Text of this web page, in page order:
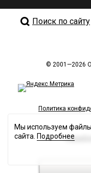
Поиск по сайту
© 2001—2026
Политика
Мы используем
сайта. Подробнее